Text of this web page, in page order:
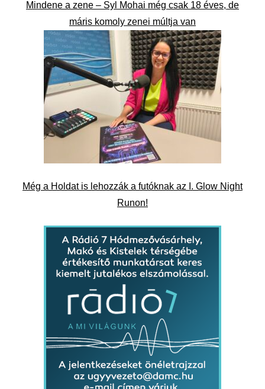
Mindene a zene – Syl Mohai még csak 18 éves, de
máris komoly zenei múltja van
Még a Holdat is lehozzák a futóknak az I. Glow Night
Runon!